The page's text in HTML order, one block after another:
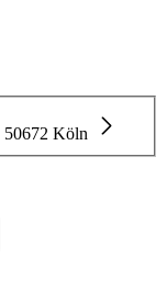
50672 Köln